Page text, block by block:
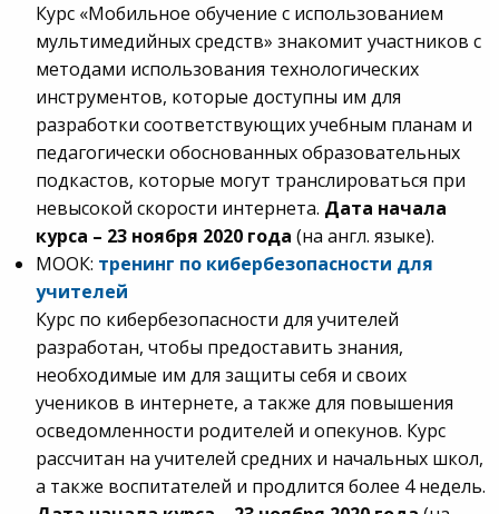
Курс «Мобильное обучение с использованием
мультимедийных средств» знакомит участников с
методами использования технологических
инструментов, которые доступны им для
разработки соответствующих учебным планам и
педагогически обоснованных образовательных
подкастов, которые могут транслироваться при
невысокой скорости интернета. Дата начала
курса – 23 ноября 2020 года (на англ. языке).
МООК: тренинг по кибербезопасности для
учителей
Курс по кибербезопасности для учителей
разработан, чтобы предоставить знания,
необходимые им для защиты себя и своих
учеников в интернете, а также для повышения
осведомленности родителей и опекунов. Курс
рассчитан на учителей средних и начальных школ,
а также воспитателей и продлится более 4 недель.